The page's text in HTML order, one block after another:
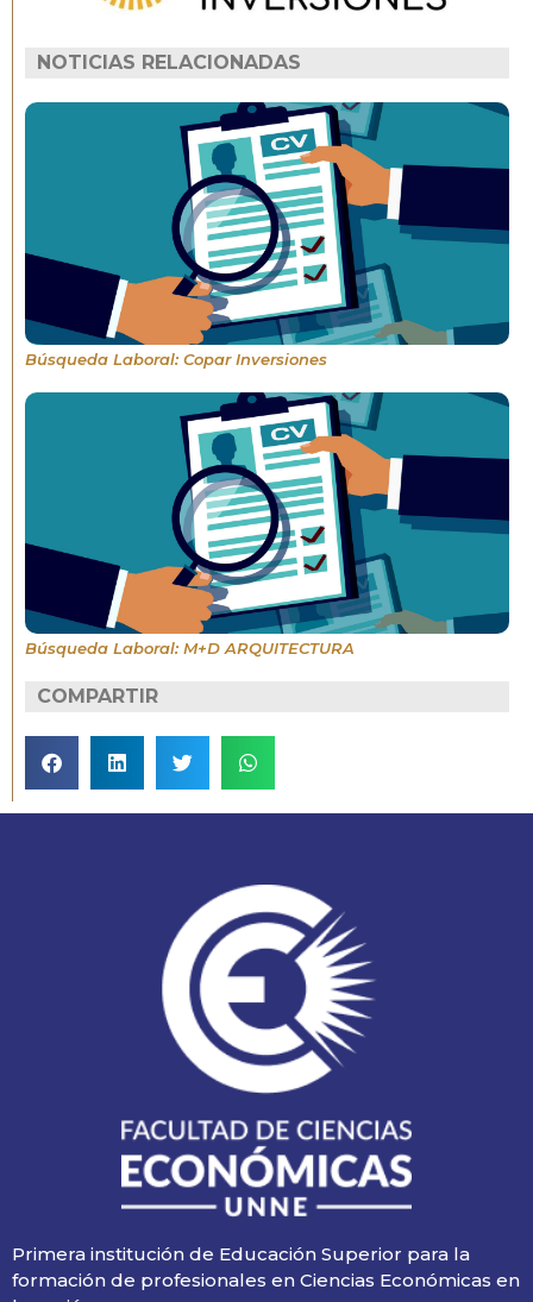
NOTICIAS RELACIONADAS
Búsqueda Laboral: Copar Inversiones
Búsqueda Laboral: M+D ARQUITECTURA
COMPARTIR
Primera institución de Educación Superior para la
formación de profesionales en Ciencias Económicas en